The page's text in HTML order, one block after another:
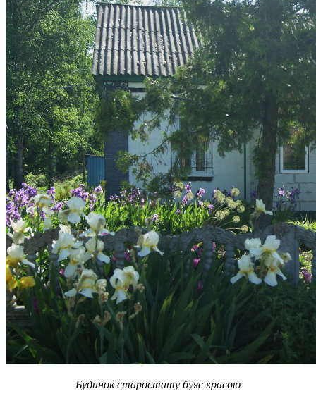
Будинок старостату буяє красою